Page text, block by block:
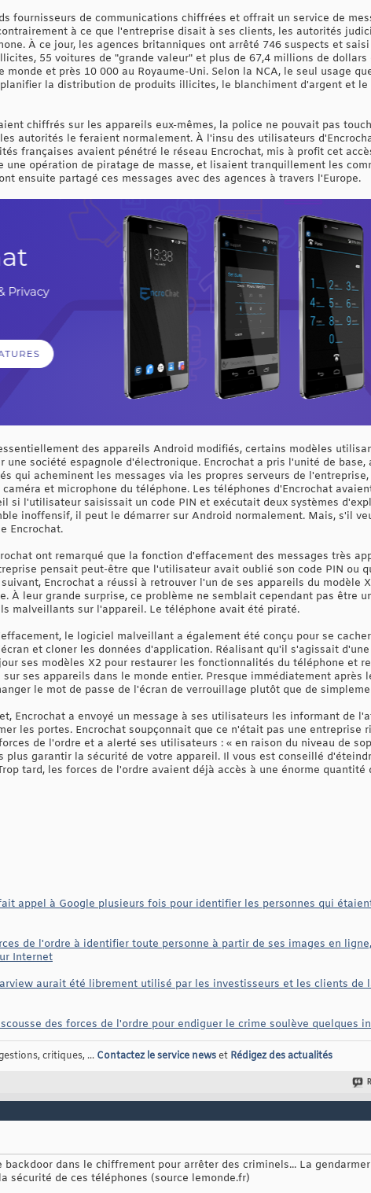
fournisseurs de communications chiffrées et offrait un service de
à ce que l'entreprise disait à ses clients, les autorités
À ce jour, les agences britanniques ont arrêté 746 suspects et
55 voitures de "grande valeur" et plus de 67,4 millions de
et près 10 000 au Royaume-Uni. Selon la NCA, le seul usage
la distribution de produits illicites, le blanchiment d'argent et le
chiffrés sur les appareils eux-mêmes, la police ne pouvait pas
autorités le feraient normalement. À l'insu des utilisateurs
françaises avaient pénétré le réseau Encrochat, mis à profit cet
une opération de piratage de masse, et lisaient tranquillement les
ensuite partagé ces messages avec des agences à travers l'Europe.
des appareils Android modifiés, certains modèles
une société espagnole d'électronique. Encrochat a pris l'unité de base,
qui acheminent les messages via les propres serveurs de
et microphone du téléphone. Les téléphones d'Encrochat
si l'utilisateur saisissait un code PIN et exécutait deux systèmes
inoffensif, il peut le démarrer sur Android normalement. Mais, s'il
Encrochat.
ont remarqué que la fonction d'effacement des messages très
pensait peut-être que l'utilisateur avait oublié son code PIN ou
Encrochat a réussi à retrouver l'un de ses appareils du modèle
À leur grande surprise, ce problème ne semblait cependant pas être
malveillants sur l'appareil. Le téléphone avait été piraté.
le logiciel malveillant a également été conçu pour se
et cloner les données d'application. Réalisant qu'il s'agissait
ses modèles X2 pour restaurer les fonctionnalités du téléphone et
ses appareils dans le monde entier. Presque immédiatement après
le mot de passe de l'écran de verrouillage plutôt que de
Encrochat a envoyé un message à ses utilisateurs les informant de
les portes. Encrochat soupçonnait que ce n'était pas une entreprise
de l'ordre et a alerté ses utilisateurs : « en raison du niveau de
plus garantir la sécurité de votre appareil. Il vous est conseillé
tard, les forces de l'ordre avaient déjà accès à une énorme quantité
appel à Google plusieurs fois pour identifier les personnes qui
de l'ordre à identifier toute personne à partir de ses images en
Internet
aurait été librement utilisé par les investisseurs et les clients de
des forces de l'ordre pour endiguer le crime soulève quelques
critiques, ... Contactez le service newset Rédigez des actualités
backdoor dans le chiffrement pour arrêter des criminels... La
sécurité de ces téléphones (source lemonde.fr)